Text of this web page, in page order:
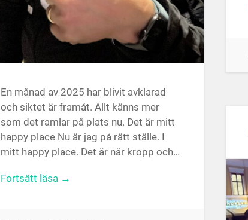
En månad av 2025 har blivit avklarad
och siktet är framåt. Allt känns mer
som det ramlar på plats nu. Det är mitt
happy place Nu är jag på rätt ställe. I
mitt happy place. Det är när kropp och…
Fortsätt läsa →